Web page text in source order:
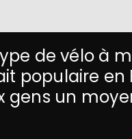
de vélo à
populaire en
gens un